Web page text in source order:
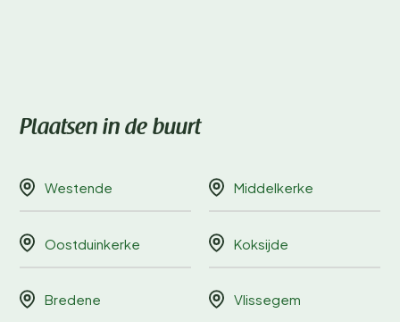
Plaatsen in de buurt
Westende Middelkerke
Oostduinkerke Koksijde
Bredene Vlissegem